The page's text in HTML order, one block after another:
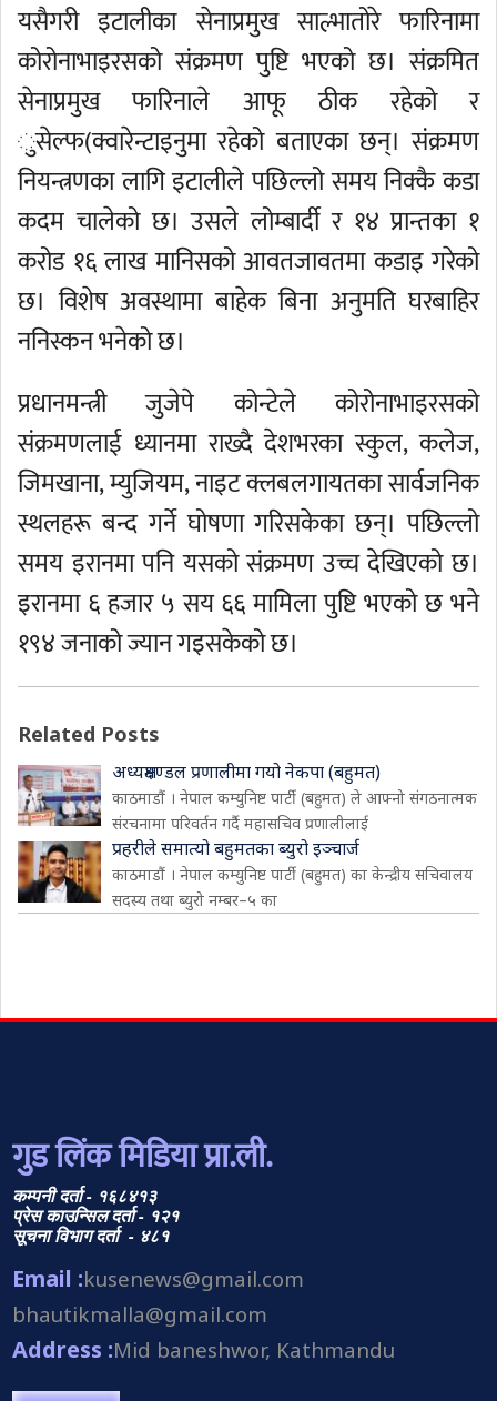
यसैगरी इटालीका सेनाप्रमुख साल्भातोरे फारिनामा
कोरोनाभाइरसको संक्रमण पुष्टि भएको छ। संक्रमित
सेनाप्रमुख फारिनाले आफू ठीक रहेको र
ुसेल्फ(‍क्वारेन्टाइनुमा रहेको बताएका छन्। संक्रमण
नियन्त्रणका लागि इटालीले पछिल्लो समय निक्कै कडा
कदम चालेको छ। उसले लोम्बार्दी र १४ प्रान्तका १
करोड १६ लाख मानिसको आवतजावतमा कडाइ गरेको
छ। विशेष अवस्थामा बाहेक बिना अनुमति घरबाहिर
ननिस्कन भनेको छ।
प्रधानमन्त्री जुजेपे कोन्टेले कोरोनाभाइरसको
संक्रमणलाई ध्यानमा राख्दै देशभरका स्कुल, कलेज,
जिमखाना, म्युजियम, नाइट क्लबलगायतका सार्वजनिक
स्थलहरू बन्द गर्ने घोषणा गरिसकेका छन्। पछिल्लो
समय इरानमा पनि यसको संक्रमण उच्च देखिएको छ।
इरानमा ६ हजार ५ सय ६६ मामिला पुष्टि भएको छ भने
१९४ जनाको ज्यान गइसकेको छ।
Related Posts
अध्यक्षमण्डल प्रणालीमा गयो नेकपा (बहुमत)
काठमाडौं । नेपाल कम्युनिष्ट पार्टी (बहुमत) ले आफ्नो संगठनात्मक
संरचनामा परिवर्तन गर्दै महासचिव प्रणालीलाई
प्रहरीले समात्यो बहुमतका ब्युरो इञ्चार्ज
काठमाडौं । नेपाल कम्युनिष्ट पार्टी (बहुमत) का केन्द्रीय सचिवालय
सदस्य तथा ब्युरो नम्बर–५ का
गुड लिंक मिडिया प्रा.ली.
कम्पनी दर्ता - १६८४१३
प्रेस काउन्सिल दर्ता - १२१
सूचना विभाग दर्ता - ४८१
Email :kusenews@gmail.com
bhautikmalla@gmail.com
Address :Mid baneshwor, Kathmandu